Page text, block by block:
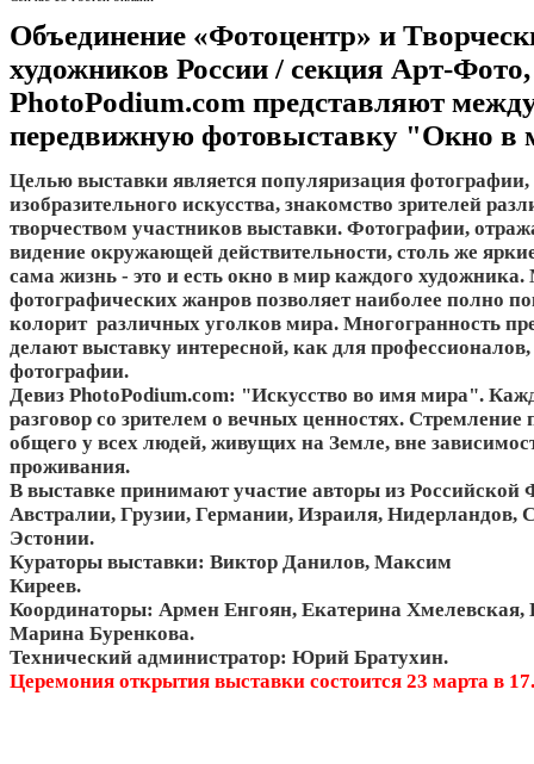
Объединение «Фотоцентр» и
художников России / секция Арт-Фото,
PhotoPodium.com представляют
передвижную фотовыставку "Окно в
Целью выставки является популяризация фотографии,
изобразительного искусства, знакомство зрителей
творчеством участников выставки. Фотографии,
видение окружающей действительности, столь же
сама жизнь - это и есть окно в мир каждого художника.
фотографических жанров позволяет наиболее полно
колорит различных уголков мира. Многогранность
делают выставку интересной, как для
фотографии.
Девиз PhotoPodium.com: "Искусство во имя мира".
разговор со зрителем о вечных ценностях. Стремление
общего у всех людей, живущих на Земле, вне
проживания.
В выставке принимают участие авторы из
Австралии, Грузии, Германии, Израиля,
Эстонии.
Кураторы выставки: Виктор Данилов, Максим
Киреев.
Координаторы: Армен Енгоян, Екатерина Хмелевская,
Марина Буренкова.
Технический администратор: Юрий Братухин.
Церемония открытия выставки состоится 23 марта в